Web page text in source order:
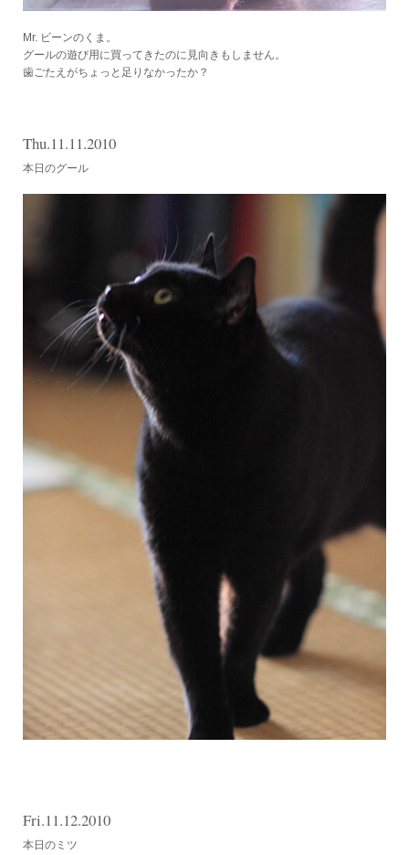
Mr. ビーンのくま。
グールの遊び用に買ってきたのに見向きもしません。
歯ごたえがちょっと足りなかったか？
Thu.11.11.2010
本日のグール
Fri.11.12.2010
本日のミツ